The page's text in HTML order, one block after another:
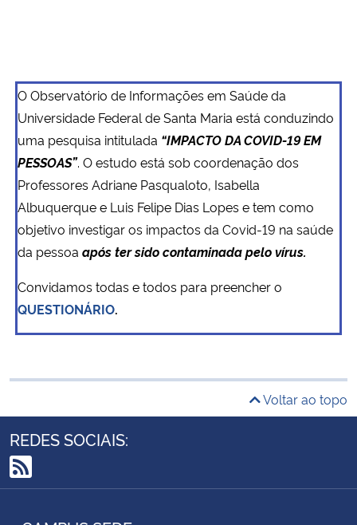
O Observatório de Informações em Saúde da
Universidade Federal de Santa Maria está conduzindo
uma pesquisa intitulada “IMPACTO DA COVID-19 EM
PESSOAS”. O estudo está sob coordenação dos
Professores Adriane Pasqualoto, Isabella
Albuquerque e Luis Felipe Dias Lopes e tem como
objetivo investigar os impactos da Covid-19 na saúde
da pessoa após ter sido contaminada pelo vírus.
Convidamos todas e todos para preencher o
QUESTIONÁRIO.
Voltar ao topo
REDES SOCIAIS:
RSS